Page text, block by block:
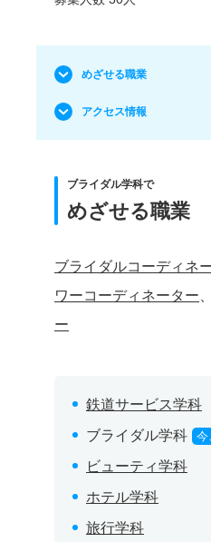
めざせる職業
アクセス情報
ブライダル学科で
めざせる職業
ブライダルコーディネ
ワーコーディネーター
ー
鉄道サービス学科
ブライダル学科
今
ビューティ学科
ホテル学科
旅行学科